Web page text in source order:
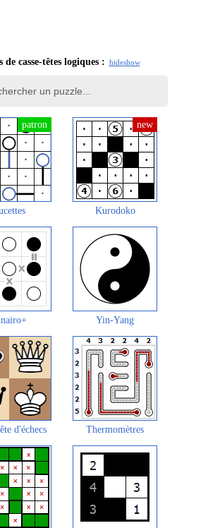
de casse-têtes logiques : hideshow
Kurodoko
Yin-Yang
d'échecs Thermomètres